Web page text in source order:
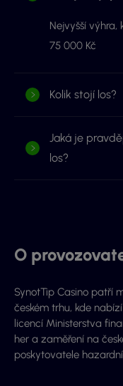
Nejvyšší výhra,
75 000 Kč
Kolik stojí los?
Jaká je
los?
O
SynotTip Casino patří
českém trhu, kde
licencí Ministerstva
her a zaměření na
poskytovatele